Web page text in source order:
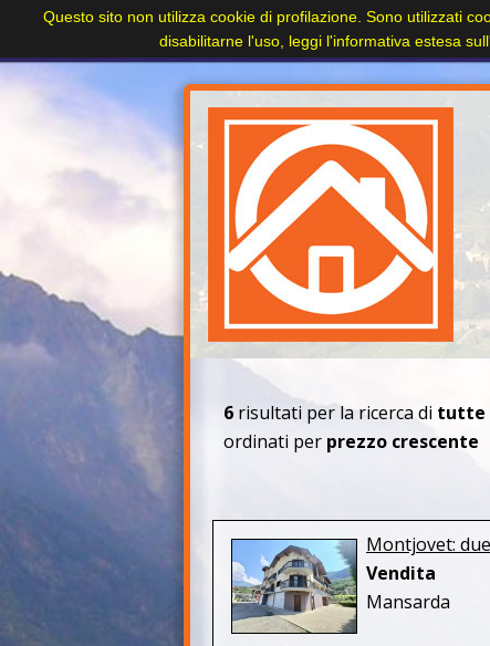
Home
+
Paesi Immobili Cerca immobile
6 risultati per la ricerca di tutte
ordinati per prezzo crescente
Montjovet:
Vendita
Mansarda
Questo sito non utilizza cookie di profilazione. Sono utilizzati
disabilitarne l'uso, leggi l'informativa estesa